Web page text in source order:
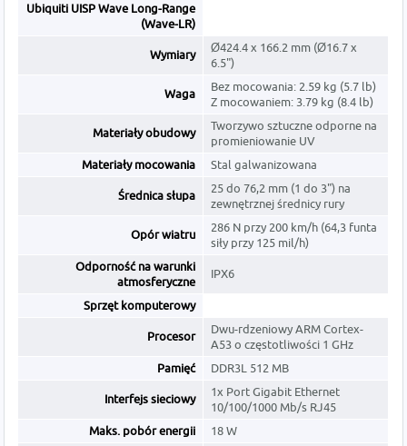
Ubiquiti UISP Wave Long-Range
(Wave-LR)
Wymiary
Ø424.4 x 166.2 mm (Ø16.7 x
6.5")
Waga
Bez mocowania: 2.59 kg (5.7 lb)
Z mocowaniem: 3.79 kg (8.4 lb)
Materiały obudowy
Tworzywo sztuczne odporne na
promieniowanie UV
Materiały mocowania
Stal galwanizowana
Średnica słupa
25 do 76,2 mm (1 do 3") na
zewnętrznej średnicy rury
Opór wiatru
286 N przy 200 km/h (64,3 funta
siły przy 125 mil/h)
Odporność na warunki
atmosferyczne
IPX6
Sprzęt komputerowy
Procesor
Dwu-rdzeniowy ARM Cortex-
A53 o częstotliwości 1 GHz
Pamięć
DDR3L 512 MB
Interfejs sieciowy
1x Port Gigabit Ethernet
10/100/1000 Mb/s RJ45
Maks. pobór energii
18 W